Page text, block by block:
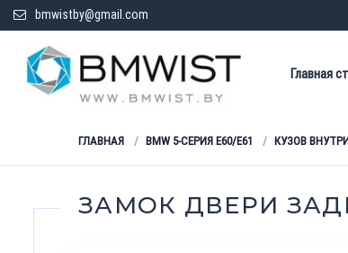
bmwistby@gmail.com
Главная
ГЛАВНАЯ BMW 5-СЕРИЯ E60/E61 КУЗОВ
ЗАМОК ДВЕРИ